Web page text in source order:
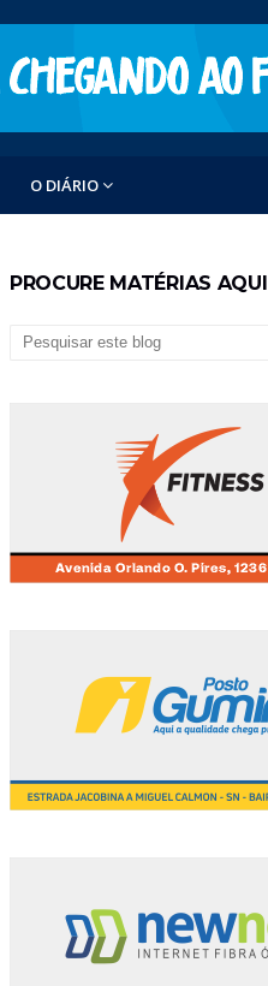
O DIÁRIO
PROCURE MATÉRIAS AQUI